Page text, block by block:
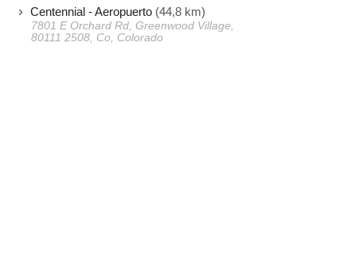
Centennial - Aeropuerto (44,8 km)
7801 E Orchard Rd, Greenwood Village,
80111 2508, Co, Colorado